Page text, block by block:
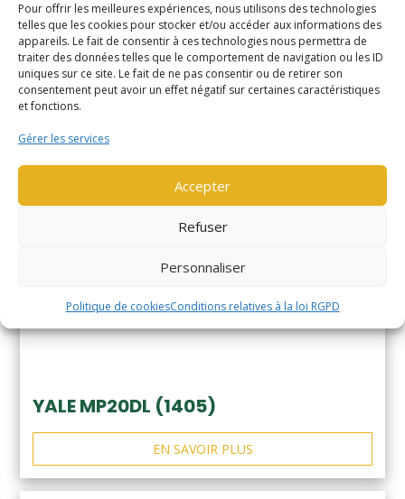
Pour offrir les meilleures expériences, nous utilisons des technologies
telles que les cookies pour stocker et/ou accéder aux informations des
appareils. Le fait de consentir à ces technologies nous permettra de
traiter des données telles que le comportement de navigation ou les ID
uniques sur ce site. Le fait de ne pas consentir ou de retirer son
consentement peut avoir un effet négatif sur certaines caractéristiques
et fonctions.
Gérer les services
Accepter
Refuser
Personnaliser
Politique de cookiesConditions relatives à la loi RGPD
YALE MS14XIL (2510)
YALE MP20DL (1405)
EN SAVOIR PLUS